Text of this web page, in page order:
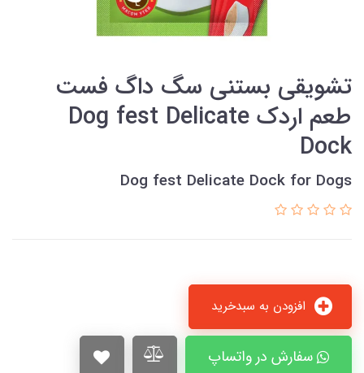
تشویقی بستنی سگ داگ فست
طعم اردک Dog fest Delicate
Dock
Dog fest Delicate Dock for Dogs
سفارش در واتساپ